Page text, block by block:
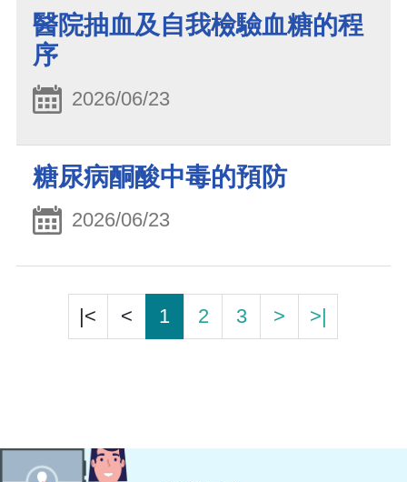
醫院抽血及自我檢驗血糖的程
序
2026/06/23
糖尿病酮酸中毒的預防
2026/06/23
|< < 1 2 3 > >|